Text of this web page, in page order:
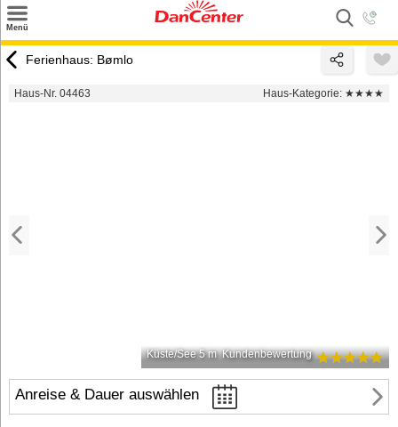
Menü
Urlaubsziele
Ferienhaus: Bømlo
Haus-Nr. 04463 Haus-Kategorie: ★★★★
Küste/See 5 m Kundenbewertung
Anreise & Dauer auswählen